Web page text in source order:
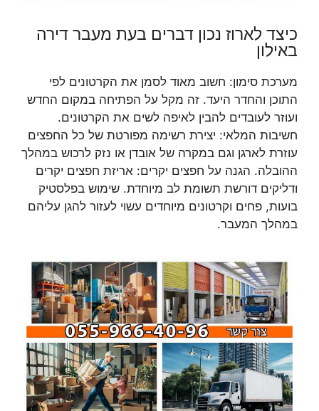
כיצד לארוז נכון דברים בעת מעבר דירה
באילון
מערכת סימון: חשוב מאוד לסמן את הקרטונים לפי
התוכן והחדר היעד. זה מקל על הפתיחה במקום החדש
ועוזר לעובדים להבין לאיפה לשים את הקרטונים.
חשיבות המלאי: יצירת רשימה מפורטת של כל החפצים
עוזרת לארגן וגם במקרה של אובדן או נזק לרכוש במהלך
ההובלה. הגנה על חפצים יקרים: אריזת חפצים יקרים
ודליקים דורשת תשומת לב מיוחדת. שימוש בפלסטיק
בועות, פחים וקרטונים מיוחדים עשוי לעזור להגן עליהם
במהלך המעבר.